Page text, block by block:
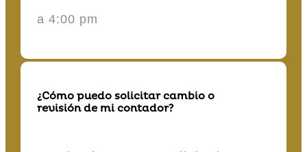
a 4:00 pm
¿Cómo puedo solicitar cambio o
revisión de mi contador?